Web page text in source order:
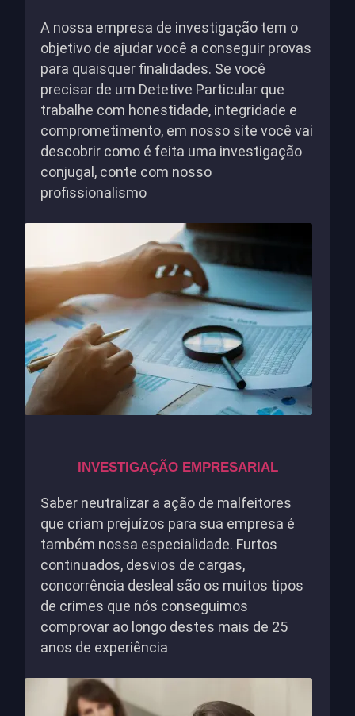
A nossa empresa de investigação tem o
objetivo de ajudar você a conseguir provas
para quaisquer finalidades. Se você
precisar de um Detetive Particular que
trabalhe com honestidade, integridade e
comprometimento, em nosso site você vai
descobrir como é feita uma investigação
conjugal, conte com nosso
profissionalismo
INVESTIGAÇÃO EMPRESARIAL
Saber neutralizar a ação de malfeitores
que criam prejuízos para sua empresa é
também nossa especialidade. Furtos
continuados, desvios de cargas,
concorrência desleal são os muitos tipos
de crimes que nós conseguimos
comprovar ao longo destes mais de 25
anos de experiência